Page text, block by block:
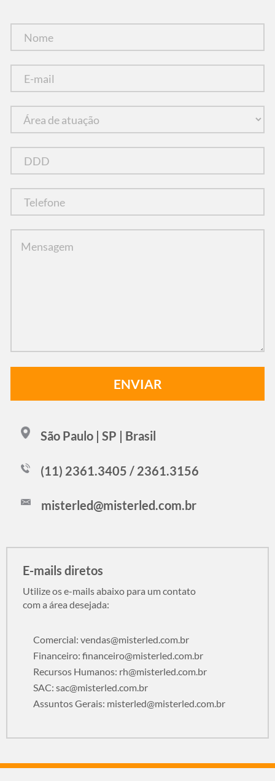
São Paulo | SP | Brasil
(11) 2361.3405 / 2361.3156
misterled@misterled.com.br
E-mails diretos
Utilize os e-mails abaixo para um contato
com a área desejada:
Comercial: vendas@misterled.com.br
Financeiro: financeiro@misterled.com.br
Recursos Humanos: rh@misterled.com.br
SAC: sac@misterled.com.br
Assuntos Gerais: misterled@misterled.com.br